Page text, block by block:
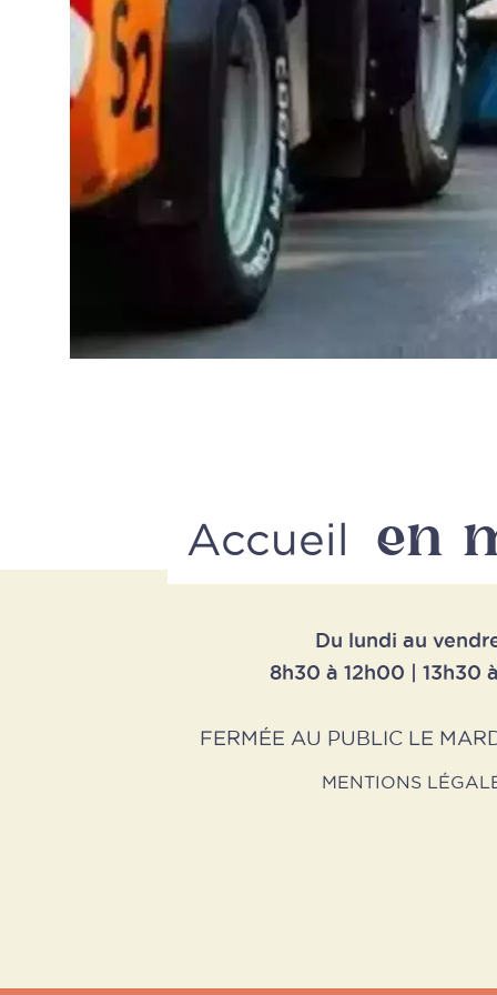
Accueil en
Du lundi au
8h30 à 12h00 | 13h30
FERMÉE AU PUBLIC LE
MENTIONS